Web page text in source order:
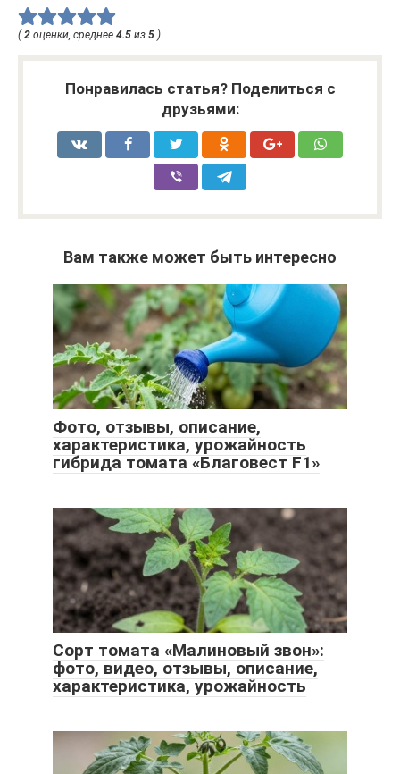
( 2 оценки, среднее 4.5 из 5 )
Понравилась статья? Поделиться с
друзьями:
Вам также может быть интересно
Фото, отзывы, описание,
характеристика, урожайность
гибрида томата «Благовест F1»
Сорт томата «Малиновый звон»:
фото, видео, отзывы, описание,
характеристика, урожайность